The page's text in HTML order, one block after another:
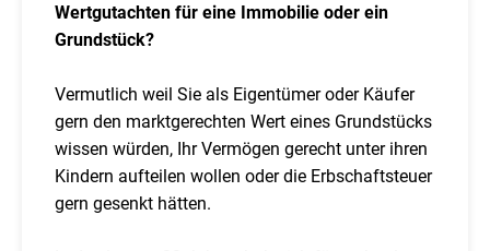
Wertgutachten für eine Immobilie oder ein
Grundstück?
Vermutlich weil Sie als Eigentümer oder Käufer
gern den marktgerechten Wert eines Grundstücks
wissen würden, Ihr Vermögen gerecht unter ihren
Kindern aufteilen wollen oder die Erbschaftsteuer
gern gesenkt hätten.